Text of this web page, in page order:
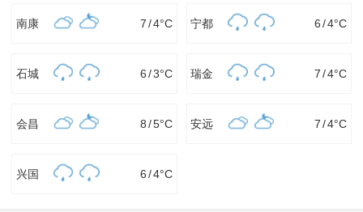
南康 7/4°C 宁都 6 /4°C
石城 6/3°C 瑞金 7 /4°C
会昌 8/5°C 安远 7 /4°C
兴国 6/4°C